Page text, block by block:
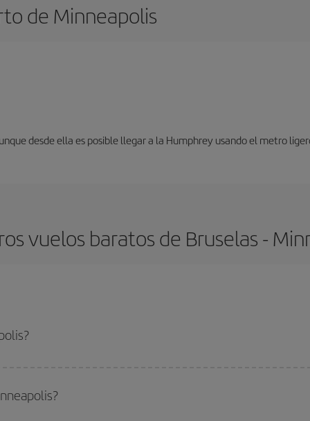
de Minneapolis
desde ella es posible llegar a la Humphrey usando el metro
vuelos baratos de Bruselas -